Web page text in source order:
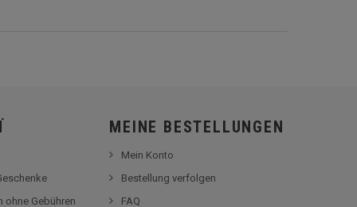
ohne Gebühren
MEINE BESTELLUNGEN
Mein Konto
Bestellung verfolgen
FAQ